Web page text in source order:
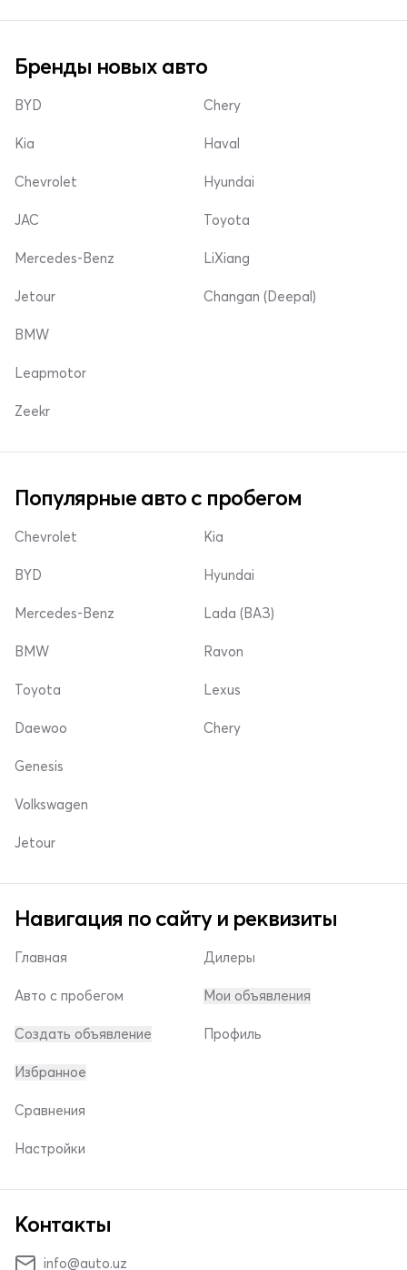
Бренды новых авто
BYD
Kia
Chevrolet
Chery
Haval
Hyundai
JAC
Mercedes-Benz
Jetour
Toyota
LiXiang
Changan (Deepal)
BMW
Leapmotor
Zeekr
Популярные авто с пробегом
Chevrolet
BYD
Mercedes-Benz
Kia
Hyundai
Lada (ВАЗ)
BMW
Toyota
Daewoo
Ravon
Lexus
Chery
Genesis
Volkswagen
Jetour
Навигация по сайту и реквизиты
Главная
Авто с пробегом
Создать объявление
Дилеры
Мои объявления
Профиль
Избранное
Сравнения
Настройки
Контакты
info@auto.uz